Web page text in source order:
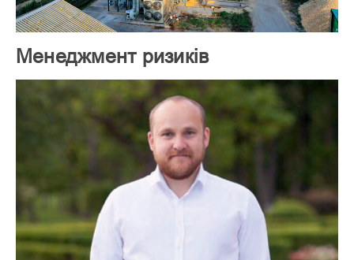
Менеджмент ризиків